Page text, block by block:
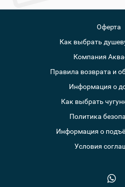
Оферта
Как выбрать
Компания
Правила возврата и
Информация о
Как выбрать
Политика
Информация о
Условия